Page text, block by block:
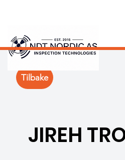
JIREH
Tilbake